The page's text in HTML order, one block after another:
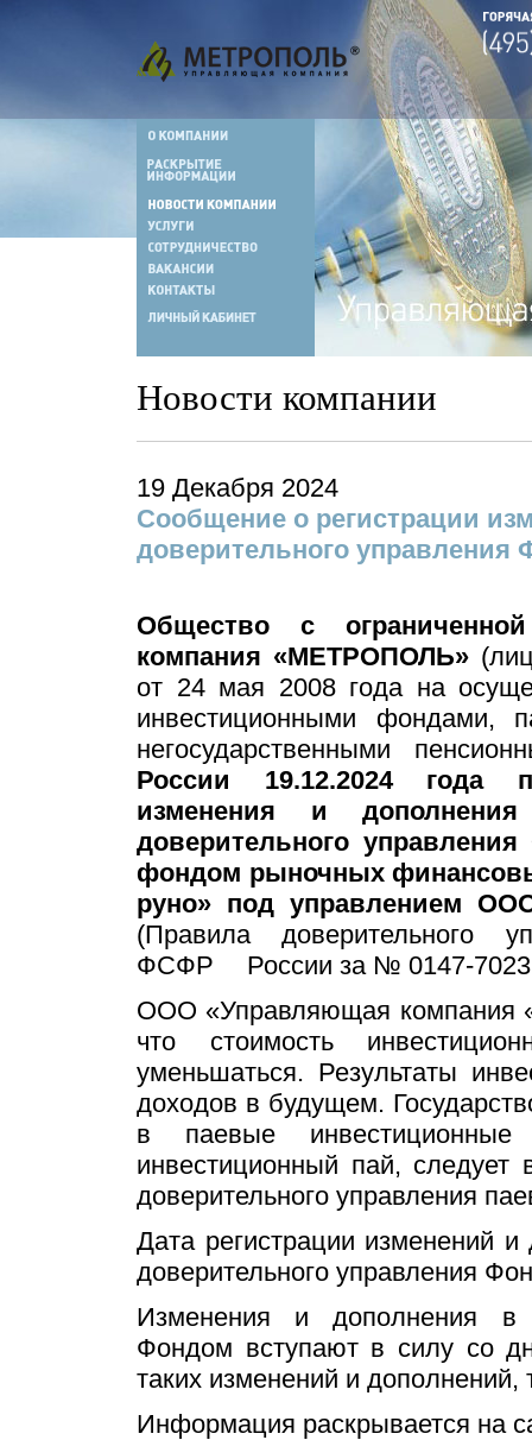
Новости компании
19 Декабря 2024
Сообщение о регистрации
доверительного управления
Общество с
компания «МЕТРОПОЛЬ»
от 24 мая 2008 года на
инвестиционными фондами,
негосударственными
России 19.12.2024 года
изменения и
доверительного
фондом рыночных
руно» под управлением
(Правила доверительного
ФСФР России за № 0147-
ООО «Управляющая компания
что стоимость
уменьшаться. Результаты
доходов в будущем.
в паевые
инвестиционный пай, следует
доверительного управления
Дата регистрации изменений
доверительного управления
Изменения и дополнения в
Фондом вступают в силу со
таких изменений и дополнений,
Информация раскрывается на